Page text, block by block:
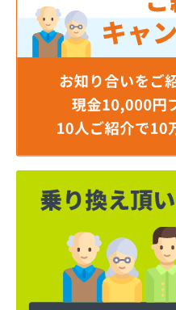
ロジトライ東北株式会
ワタヒョウ株式会社
ワタヒョウ株式会社エ
阿部栄商店
伊藤忠エネクスホームラ
井ゲ田電器店
塩釜ガス株式会社
岡田燃料店
岡本商店
柿沼米穀店
株式会社アイザワ
株式会社アストモスガス
株式会社アベキ
株式会社アベキ 塩釜営
株式会社アベキ 女川・